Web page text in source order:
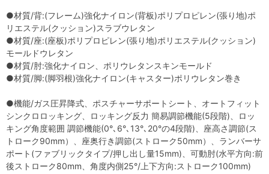
●材質/背:(フレーム)強化ナイロン(背板)ポリプロピレン(張り地)ポ
リエステル(クッション)スラブウレタン
●材質/座:(座板)ポリプロピレン(張り地)ポリエステル(クッション)
モールドウレタン
●材質/肘:強化ナイロン、ポリウレタンスキンモールド
●材質/脚:(脚羽根)強化ナイロン(キャスター)ポリウレタン巻き
●機能/ガス圧昇降式、ポスチャーサポートシート、オートフィット
シンクロロッキング、ロッキング反力 簡易調節機能(5段階)、ロッ
キング角度範囲 調節機能(0°､6°､13°､20°の4段階)、座高さ調節(ス
トローク90mm）、座奥行き調節(ストローク50mm）、ランバーサ
ポート(ファブリックタイプ/押し出し量15mm)、可動肘(水平方向:前
後ストローク80mm、角度内側25°/上下方向:ストローク100mm)